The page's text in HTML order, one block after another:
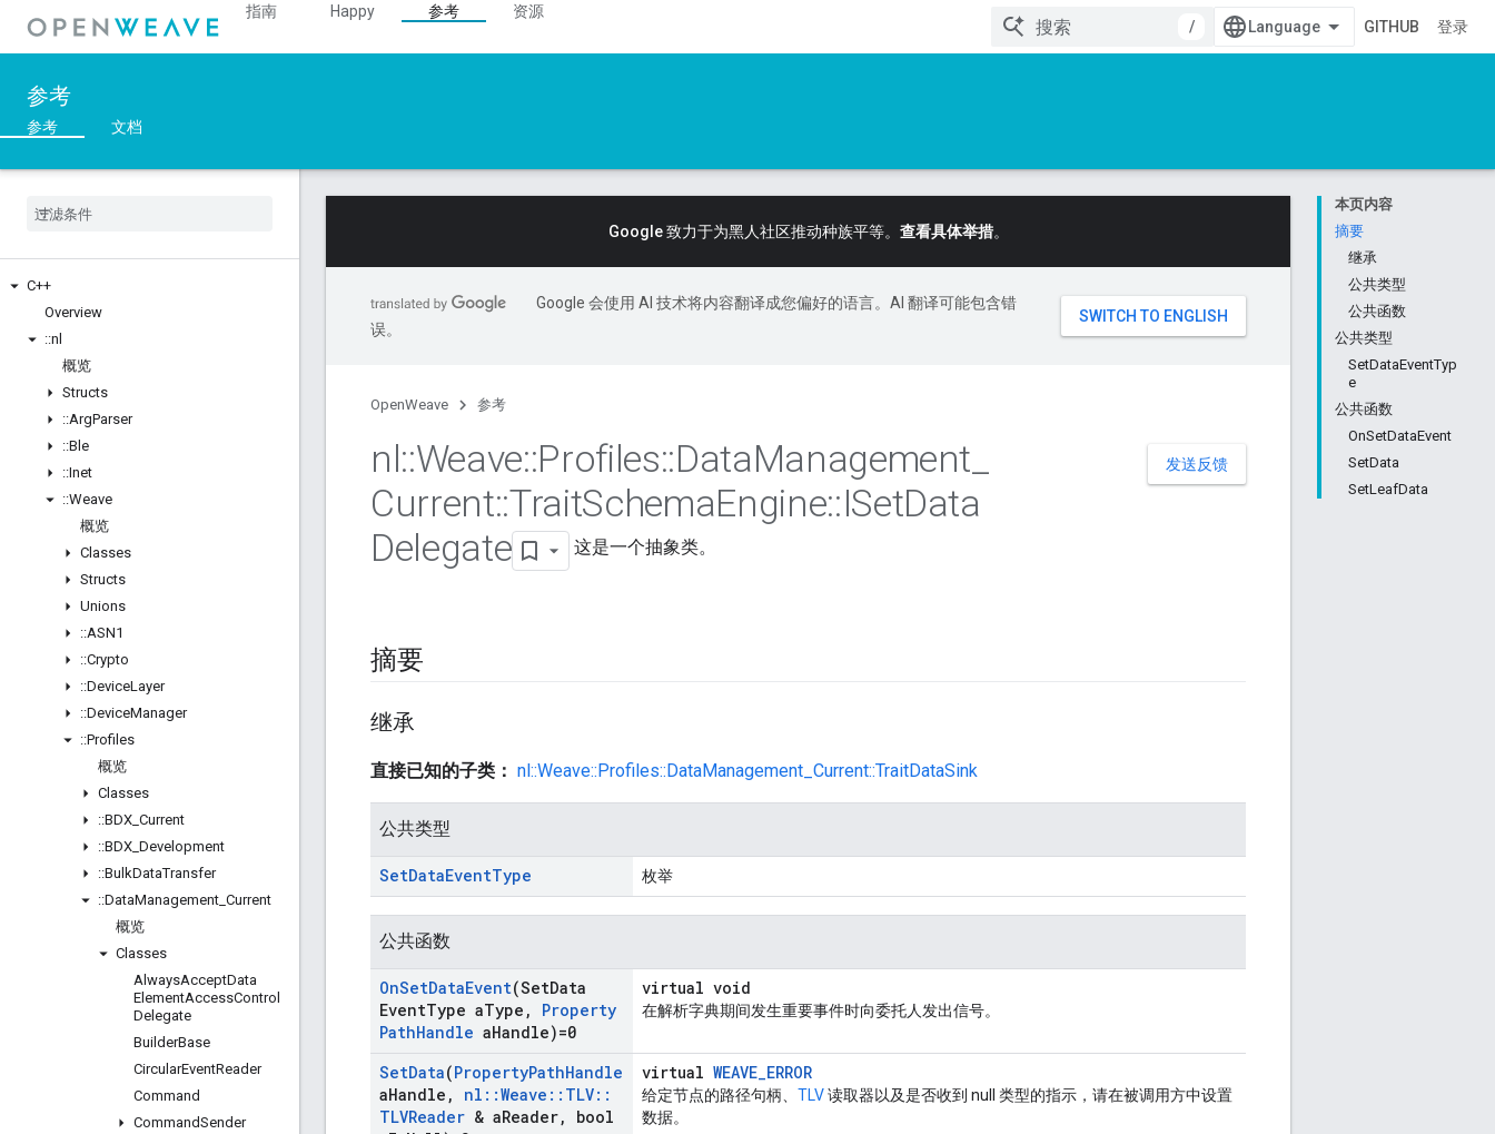
指南 Happy 参考
资源
/
GITHUB 登录
参考
参考 文档
C++
Overview
::nl
概览
Structs
::ArgParser
::Ble
::Inet
::Weave
概览
Classes
Structs
Unions
::ASN1
::Crypto
::DeviceLayer
::DeviceManager
::Profiles
概览
Classes
::BDX Current
::BDX Development
::BulkDataTransfer
::DataManagement Current
概览
Classes
AlwaysAcceptData
ElementAccessControl
Delegate
BuilderBase
CircularEventReader
Command
CommandSender
本页内容
摘要
继承
公共类型
公共函数
公共类型
SetDataEventTyp
e
公共函数
OnSetDataEvent
SetData
SetLeafData
Google 致力于为黑人社区推动种族平等。 查看具体举措。
Google 会使用 AI 技术将内容翻译成您偏好的语言。AI 翻译可能包含错
误。
OpenWeave 参考
发送反馈
nl::Weave::Profiles::DataManagement
Current::TraitSchemaEngine::ISetData
Delegate
这是一个抽象类。
摘要
继承
直接已知的子类： nl::Weave::Profiles::DataManagement_Current::TraitDataSink
公共类型
SetDataEventType 枚举
公共函数
OnSetDataEvent(SetData
EventType aType ,
Property
PathHandle aHandle)=0
virtual void
在解析字典期间发生重要事件时向委托人发出信号。
SetData(PropertyPathHandle
aHandle , nl ::Weave :: TLV::
TLVReader & aReader,
bool
virtual WEAVE_ERROR
给定节点的路径句柄、 TLV读取器以及是否收到 null 类型的指示，请在被调用方中设置
数据。